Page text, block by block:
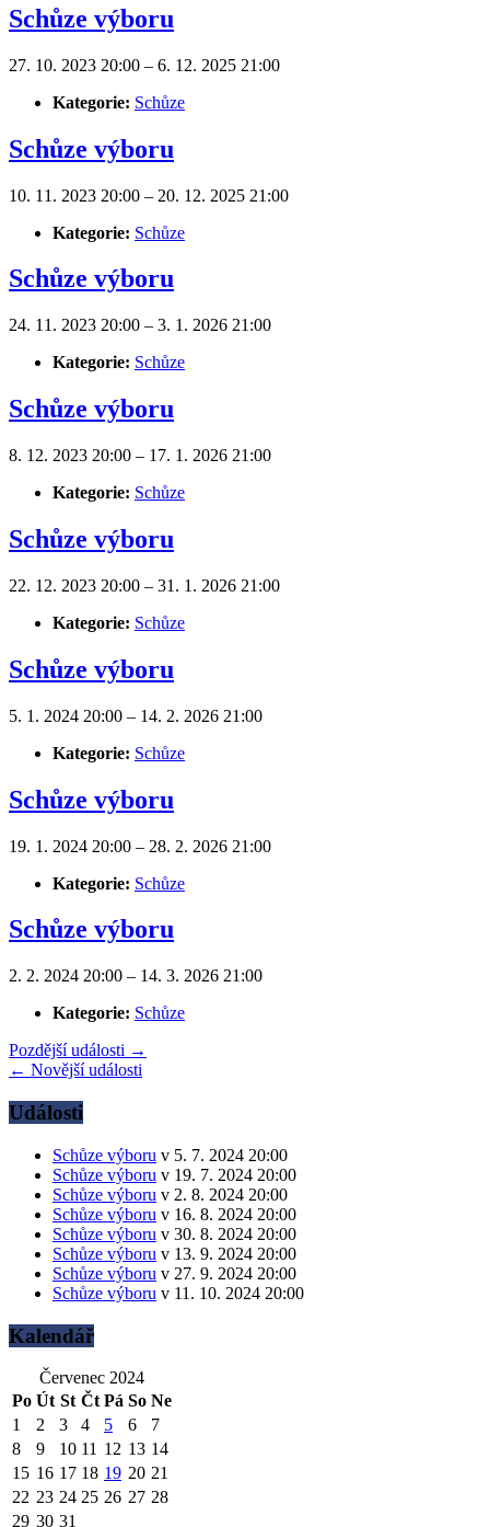
Schůze výboru
27. 10. 2023 20:00 – 6. 12. 2025 21:00
Kategorie: Schůze
Schůze výboru
10. 11. 2023 20:00 – 20. 12. 2025 21:00
Kategorie: Schůze
Schůze výboru
24. 11. 2023 20:00 – 3. 1. 2026 21:00
Kategorie: Schůze
Schůze výboru
8. 12. 2023 20:00 – 17. 1. 2026 21:00
Kategorie: Schůze
Schůze výboru
22. 12. 2023 20:00 – 31. 1. 2026 21:00
Kategorie: Schůze
Schůze výboru
5. 1. 2024 20:00 – 14. 2. 2026 21:00
Kategorie: Schůze
Schůze výboru
19. 1. 2024 20:00 – 28. 2. 2026 21:00
Kategorie: Schůze
Schůze výboru
2. 2. 2024 20:00 – 14. 3. 2026 21:00
Kategorie: Schůze
Pozdější události →
← Novější události
Události
Schůze výboru v 5. 7. 2024 20:00
Schůze výboru v 19. 7. 2024 20:00
Schůze výboru v 2. 8. 2024 20:00
Schůze výboru v 16. 8. 2024 20:00
Schůze výboru v 30. 8. 2024 20:00
Schůze výboru v 13. 9. 2024 20:00
Schůze výboru v 27. 9. 2024 20:00
Schůze výboru v 11. 10. 2024 20:00
Kalendář
Červenec 2024
Po Út St Čt Pá So Ne
1
2 3 4 5 6
7
8
9 10 11 12 13 14
15 16 17 18 19 20 21
22 23 24 25 26 27 28
29 30 31